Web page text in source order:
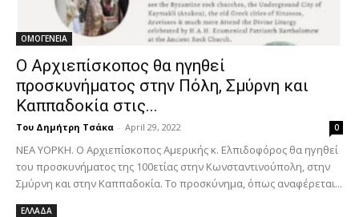
ΟΜΟΓΕΝΕΙΑ
Ο Αρχιεπίσκοπος θα ηγηθεί
προσκυνήματος στην Πόλη, Σμύρνη και
Καππαδοκία στις...
Του Δημήτρη Τσάκα - April 29, 2022 0
ΝΕΑ ΥΟΡΚΗ. Ο Αρχιεπίσκοπος Αμερικής κ. Ελπιδοφόρος θα ηγηθεί
του προσκυνήματος της 100ετίας στην Κωνσταντινούπολη, στην
Σμύρνη και στην Καππαδοκία. Το προσκύνημα, όπως αναφέρεται...
ΕΛΛΑΔΑ